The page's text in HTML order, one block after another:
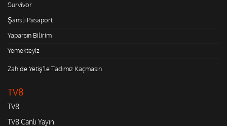
Survivor
Şanslı Pasaport
Yaparsın Bilirim
Yemekteyiz
Zahide Yetiş'le Tadımız Kaçmasın
TV8
TV8
TV8 Canlı Yayın